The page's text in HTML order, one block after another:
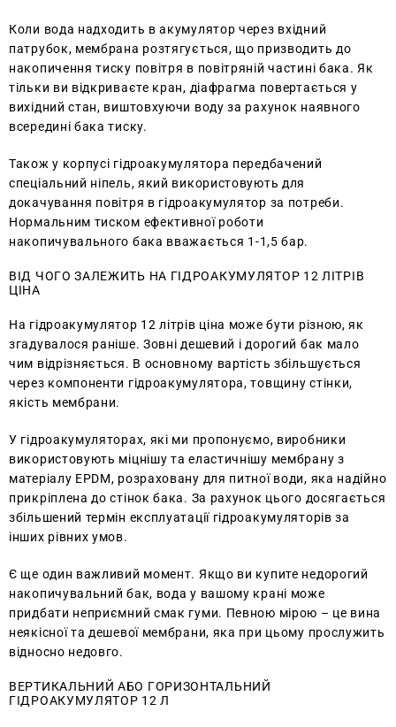
Коли вода надходить в акумулятор через вхідний
патрубок, мембрана розтягується, що призводить до
накопичення тиску повітря в повітряній частині бака. Як
тільки ви відкриваєте кран, діафрагма повертається у
вихідний стан, виштовхуючи воду за рахунок наявного
всередині бака тиску.
Також у корпусі гідроакумулятора передбачений
спеціальний ніпель, який використовують для
докачування повітря в гідроакумулятор за потреби.
Нормальним тиском ефективної роботи
накопичувального бака вважається 1-1,5 бар.
ВІД ЧОГО ЗАЛЕЖИТЬ НА ГІДРОАКУМУЛЯТОР 12 ЛІТРІВ
ЦІНА
На гідроакумулятор 12 літрів ціна може бути різною, як
згадувалося раніше. Зовні дешевий і дорогий бак мало
чим відрізняється. В основному вартість збільшується
через компоненти гідроакумулятора, товщину стінки,
якість мембрани.
У гідроакумуляторах, які ми пропонуємо, виробники
використовують міцнішу та еластичнішу мембрану з
матеріалу EPDM, розраховану для питної води, яка надійно
прикріплена до стінок бака. За рахунок цього досягається
збільшений термін експлуатації гідроакумуляторів за
інших рівних умов.
Є ще один важливий момент. Якщо ви купите недорогий
накопичувальний бак, вода у вашому крані може
придбати неприємний смак гуми. Певною мірою – це вина
неякісної та дешевої мембрани, яка при цьому прослужить
відносно недовго.
ВЕРТИКАЛЬНИЙ АБО ГОРИЗОНТАЛЬНИЙ
ГІДРОАКУМУЛЯТОР 12 Л